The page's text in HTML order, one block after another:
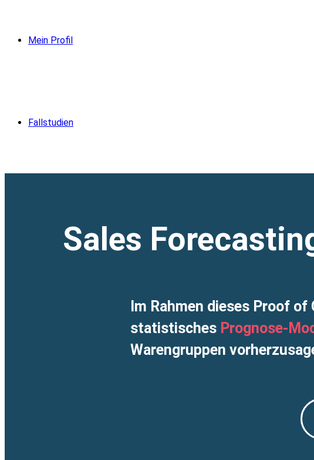
Mein Profil
Fallstudien
Sales
Im Rahmen dieses Proof
statistisches Prognose-
Warengruppen